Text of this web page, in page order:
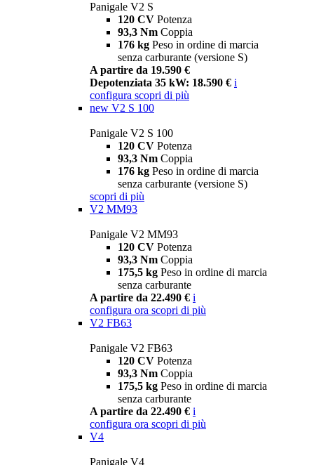
Panigale V2 S
120 CV Potenza
93,3 Nm Coppia
176 kg Peso in ordine di marcia
senza carburante (versione S)
A partire da 19.590 €
Depotenziata 35 kW: 18.590 € i
configura scopri di più
new V2 S 100
Panigale V2 S 100
120 CV Potenza
93,3 Nm Coppia
176 kg Peso in ordine di marcia
senza carburante (versione S)
scopri di più
V2 MM93
Panigale V2 MM93
120 CV Potenza
93,3 Nm Coppia
175,5 kg Peso in ordine di marcia
senza carburante
A partire da 22.490 € i
configura ora scopri di più
V2 FB63
Panigale V2 FB63
120 CV Potenza
93,3 Nm Coppia
175,5 kg Peso in ordine di marcia
senza carburante
A partire da 22.490 € i
configura ora scopri di più
V4
Panigale V4